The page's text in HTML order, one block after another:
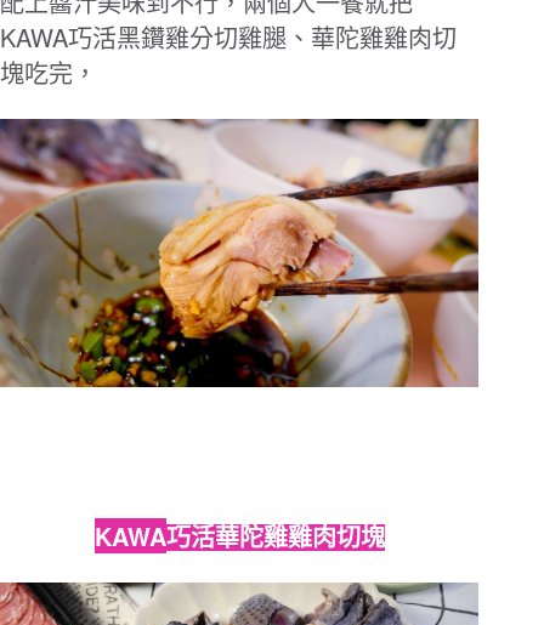
KAWA巧活黑鑽雞分切雞腿、華陀雞雞肉切
塊吃完，
KAWA巧活華陀雞雞肉切塊